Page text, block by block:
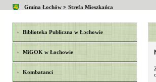
Gmina Łochów Strefa Mieszkańca
Biblioteka Publiczna w Łochowie
MiGOK w Łochowie
Kombatanci